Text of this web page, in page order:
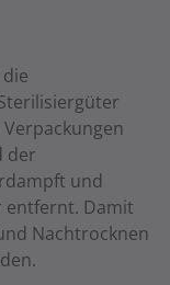
der
und
entfernt. Damit
Nachtrocknen